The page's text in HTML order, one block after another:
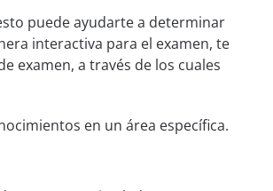
puede ayudarte a determinar
interactiva para el examen, te
examen, a través de los cuales
en un área específica.